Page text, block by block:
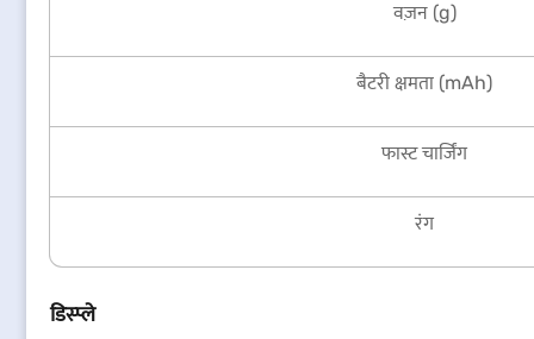
वज़न (g)
बैटरी क्षमता (mAh)
फास्ट चार्जिंग
रंग
डिस्प्ले